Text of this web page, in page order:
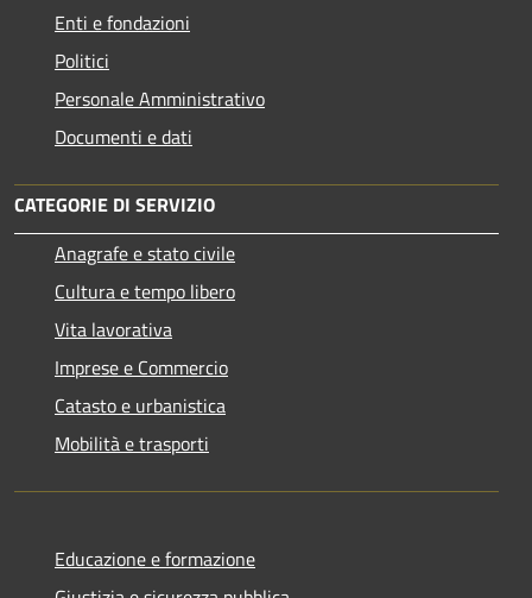
Enti e fondazioni
Politici
Personale Amministrativo
Documenti e dati
CATEGORIE DI SERVIZIO
Anagrafe e stato civile
Cultura e tempo libero
Vita lavorativa
Imprese e Commercio
Catasto e urbanistica
Mobilità e trasporti
Educazione e formazione